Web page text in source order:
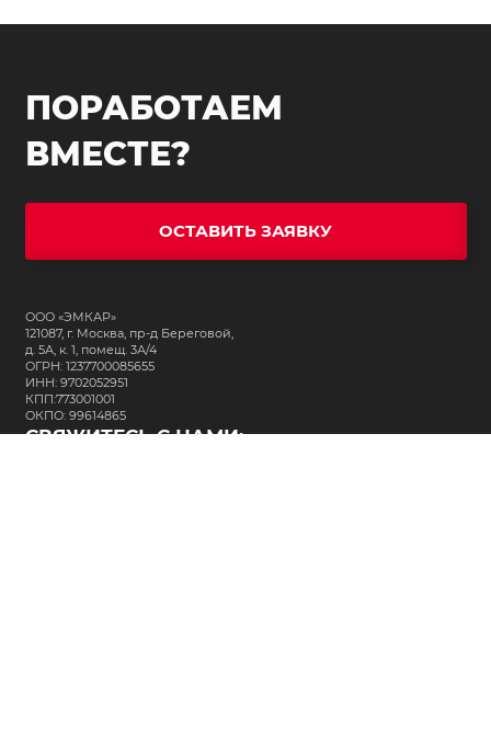
ПОРАБОТАЕМ
ВМЕСТЕ?
ОСТАВИТЬ ЗАЯВКУ
ООО «ЭМКАР»
121087, г. Москва, пр-д Береговой,
д. 5А, к. 1, помещ. 3А/4
ОГРН: 1237700085655
ИНН: 9702052951
КПП:773001001
ОКПО: 99614865
СВЯЖИТЕСЬ С НАМИ: